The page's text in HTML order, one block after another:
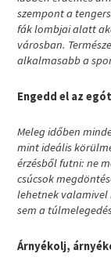
szempont a
fák lombjai alatt
városban.
alkalmasabb a
Engedd el az egót
Meleg időben
mint ideális
érzésből futni: ne
csúcsok
lehetnek valamivel
sem a
Árnyékolj,